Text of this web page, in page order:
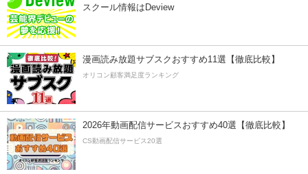
スクール情報はDeview
漫画読み放題サブスクおすすめ11選【徹底比較】
オリコン顧客満足度ランキング
2026年動画配信サービスおすすめ40選【徹底比較】
CS動画配信サービス20選